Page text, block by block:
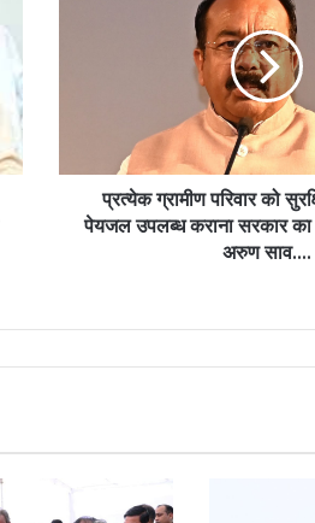
पेयजल
कराना
अरुण
प्रत्येक ग्रामीण परिवार को
पेयजल उपलब्ध कराना सरकार का
अरुण साव….